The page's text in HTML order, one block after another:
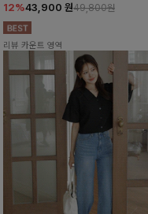
12%43,900 원49,800원
리뷰 카운트 영역